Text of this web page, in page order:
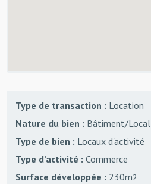
Type de transaction : Location
Nature du bien : Bâtiment/Local
Type de bien : Locaux d'activité
Type d’activité : Commerce
Surface développée : 230m2